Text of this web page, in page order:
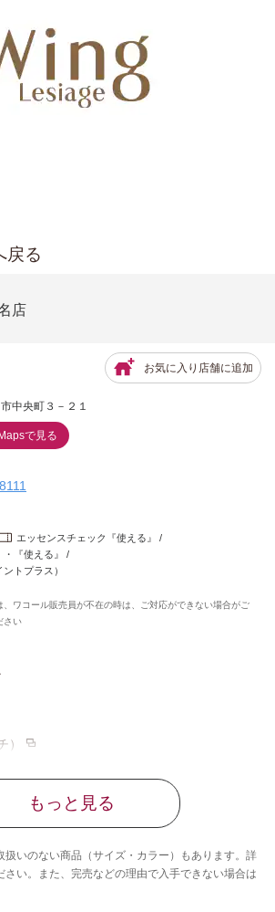
戻る
店
お気に入り店舗に追加
中央町３－２１
で見る
エッセンスチェック『使える』
『使える』
トプラス）
ワコール販売員が不在の時は、ご対応ができない場合がご
さい
）
ージュ
ルメン
もっと見る
いのない商品（サイズ・カラー）もあります。詳
さい。また、完売などの理由で入手できない場合は